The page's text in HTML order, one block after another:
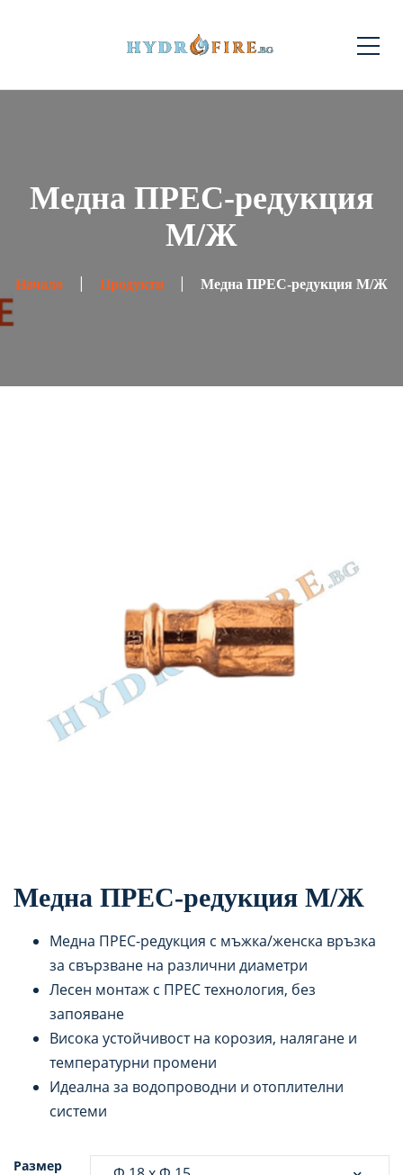
Медна ПРЕС-редукция
М/Ж
Начало Продукти Медна ПРЕС-редукция М/Ж
Медна ПРЕС-редукция М/Ж
Медна ПРЕС-редукция с мъжка/женска връзка
за свързване на различни диаметри
Лесен монтаж с ПРЕС технология, без
запояване
Висока устойчивост на корозия, налягане и
температурни промени
Идеална за водопроводни и отоплителни
системи
Размер